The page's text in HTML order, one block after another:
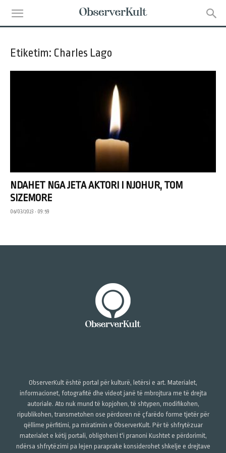
Etiketim: Charles Lago
NDAHET NGA JETA AKTORI I NJOHUR, TOM
SIZEMORE
06/03/2023 • 09:59
ObserverKult është portal për kulturë, letërsi e art. Materialet,
informacionet, fotografitë dhe videot janë të mbrojtura me të drejta
autoriale. Ato nuk mund të kopjohen, të shtypen, modifikohen,
ripublikohen, transmetohen ose përdoren në çfarëdo forme tjetër për
qëllime përfitimi, pa miratimin e ObserverKult. Për të shfrytëzuar
materialet e këtij portali, obligoheni t'i pranoni Kushtet e përdorimit,
ndërsa shfrytëzimi pa lejen paraprake konsiderohet shkelje e drejtave